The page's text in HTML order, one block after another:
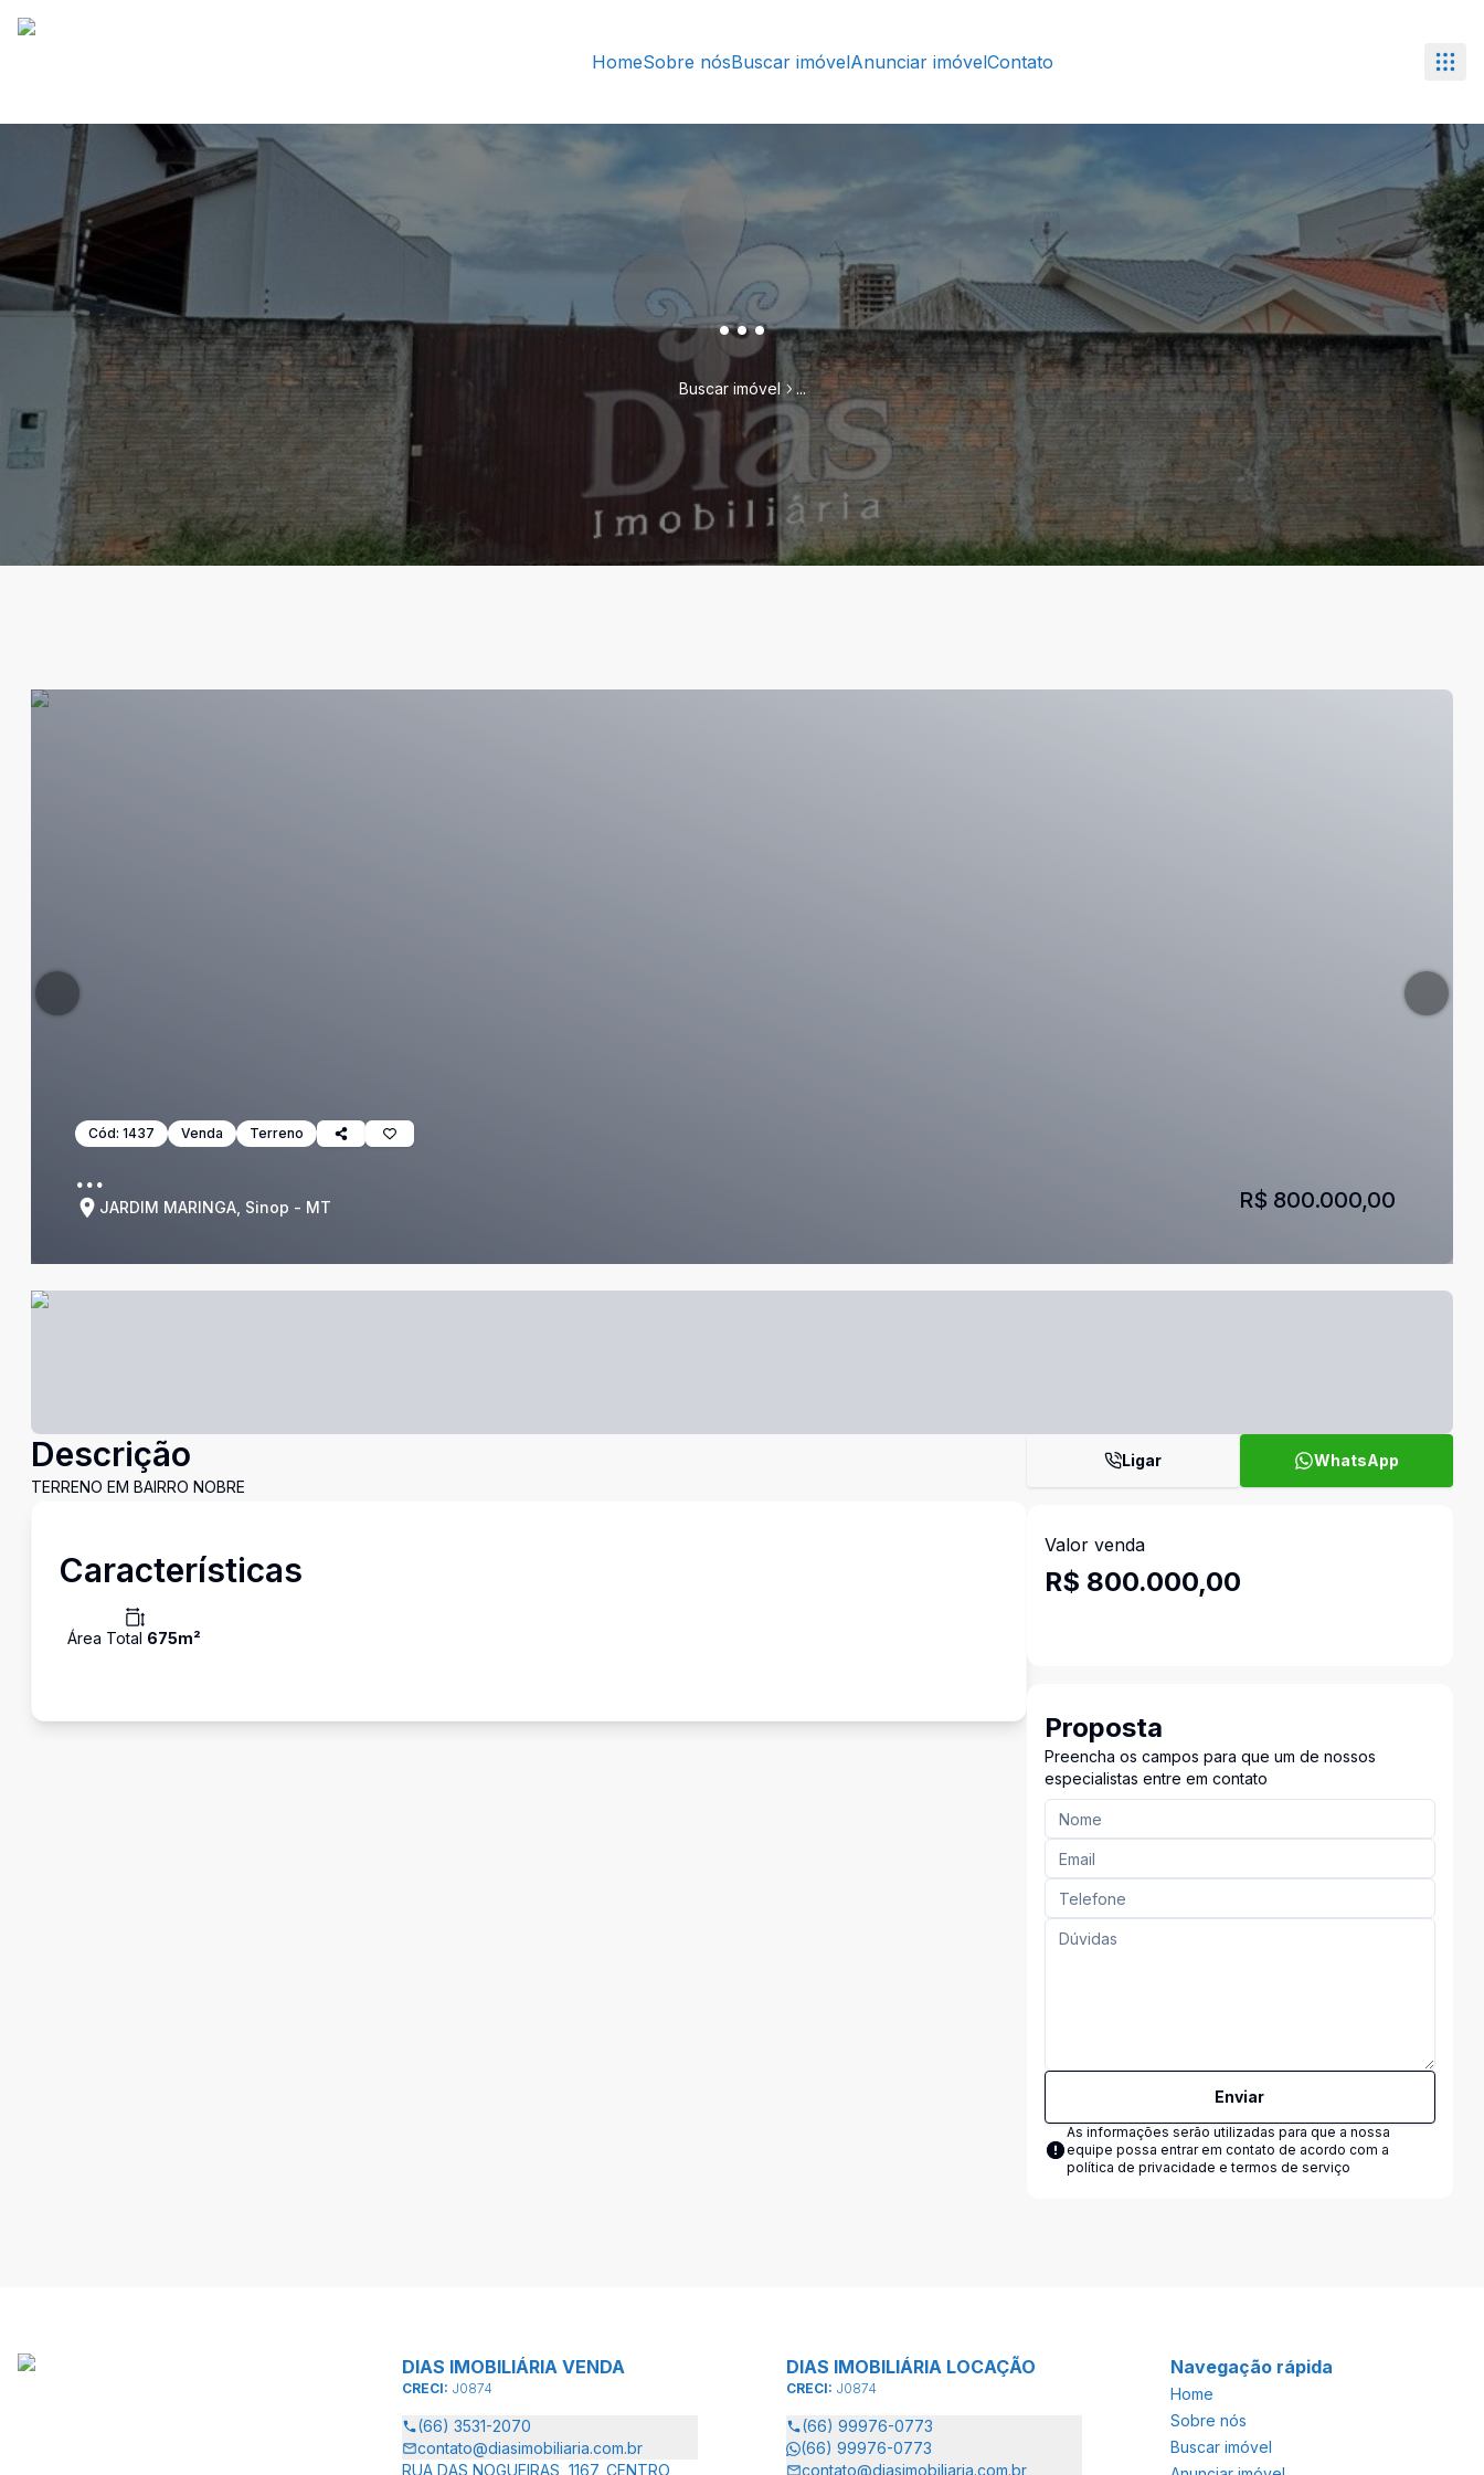
HomeSobre nósBuscar imóvelAnunciar imóvelContato
...
Buscar imóvel ...
Cód: 1437 Venda Terreno
...
JARDIM MARINGA, Sinop - MT R$ 800.000,00
Descrição
TERRENO EM BAIRRO NOBRE
Características
Área Total 675m²
Ligar WhatsApp
Valor venda
R$ 800.000,00
Proposta
Preencha os campos para que um de nossos
especialistas entre em contato
Enviar
As informações serão utilizadas para que a nossa
equipe possa entrar em contato de acordo com a
política de privacidade e termos de serviço
DIAS IMOBILIÁRIA VENDA
CRECI: J0874
(66) 3531-2070
contato@diasimobiliaria.com.br
RUA DAS NOGUEIRAS, 1167, CENTRO,
DIAS IMOBILIÁRIA LOCAÇÃO
CRECI: J0874
(66) 99976-0773
(66) 99976-0773
contato@diasimobiliaria.com.br
Navegação rápida
Home
Sobre nós
Buscar imóvel